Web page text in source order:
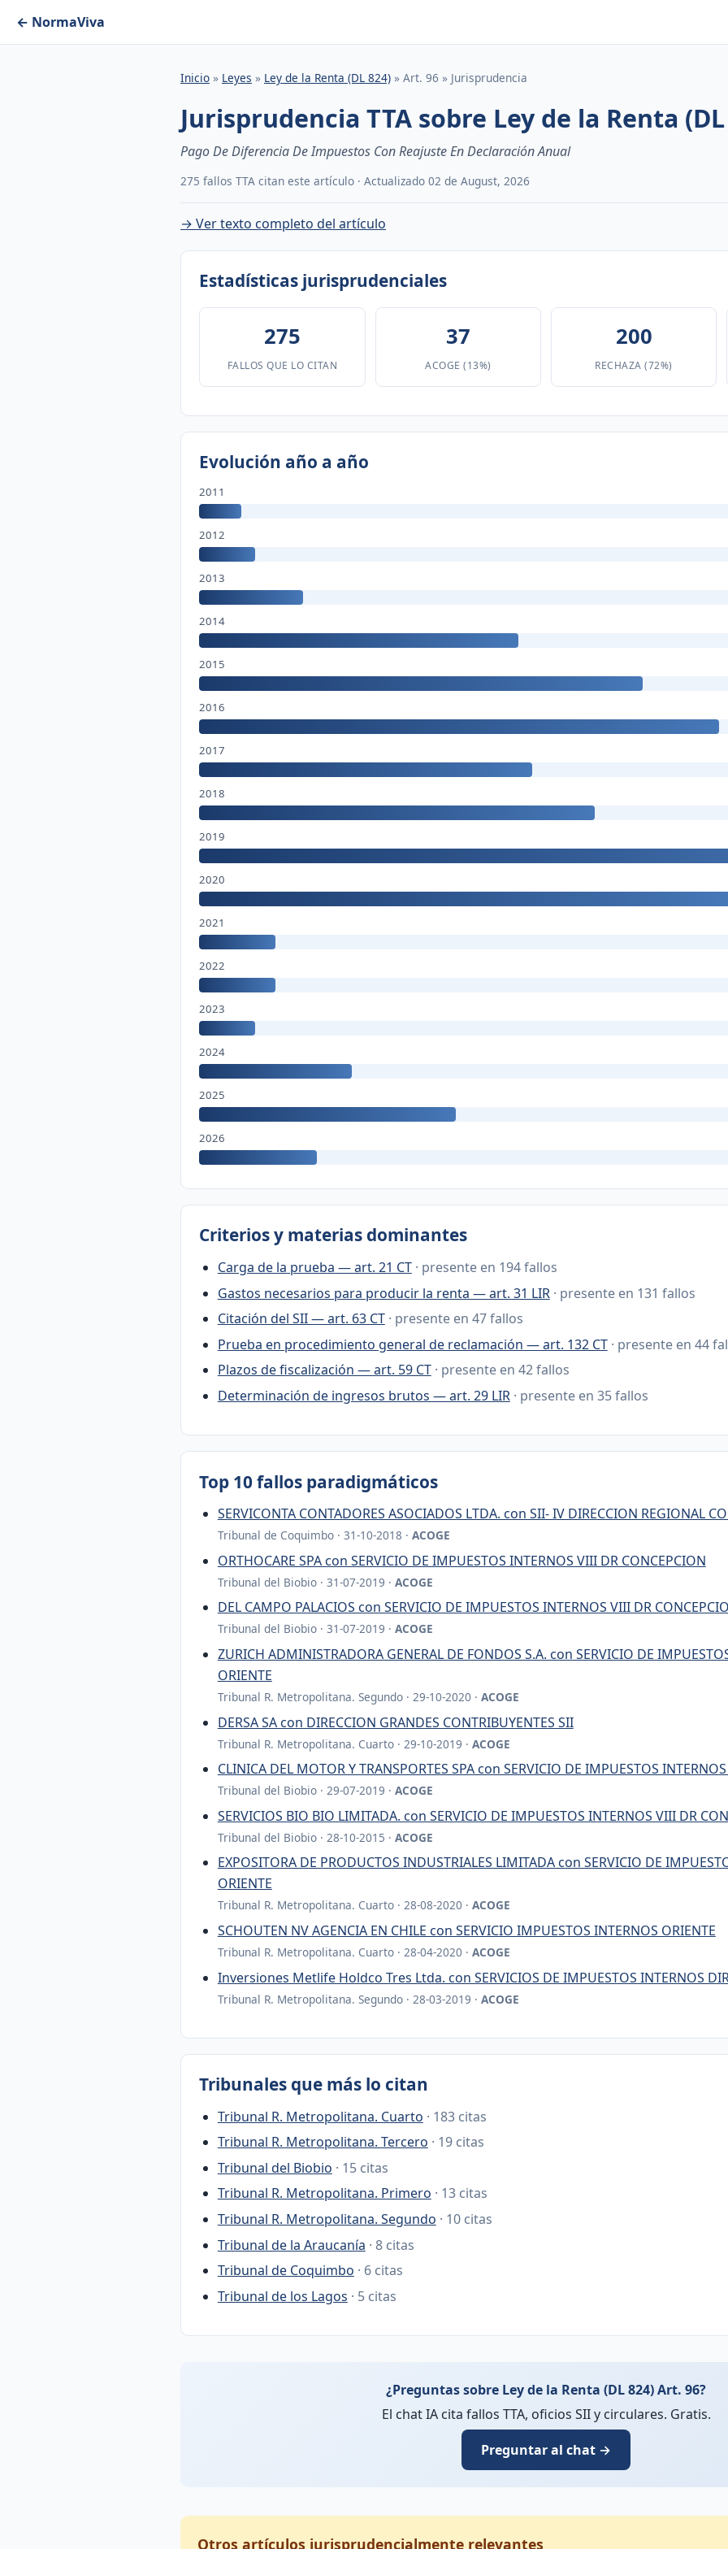
← NormaViva
Inicio » Leyes » Ley de la Renta (DL 824) » Art. 96 » Jurisprudencia
Jurisprudencia TTA sobre Ley de la Renta
Pago De Diferencia De Impuestos Con Reajuste En Declaración Anual
275 fallos TTA citan este artículo · Actualizado 02 de August, 2026
→ Ver texto completo del artículo
Estadísticas jurisprudenciales
275
FALLOS QUE LO CITAN
37
ACOGE (13%)
200
RECHAZA (72%)
Evolución año a año
2011
2012
2013
2014
2015
2016
2017
2018
2019
2020
2021
2022
2023
2024
2025
2026
Criterios y materias dominantes
Carga de la prueba — art. 21 CT · presente en 194 fallos
Gastos necesarios para producir la renta — art. 31 LIR · presente en 131 fallos
Citación del SII — art. 63 CT · presente en 47 fallos
Prueba en procedimiento general de reclamación — art. 132 CT · presente en 44
Plazos de fiscalización — art. 59 CT · presente en 42 fallos
Determinación de ingresos brutos — art. 29 LIR · presente en 35 fallos
Top 10 fallos paradigmáticos
SERVICONTA CONTADORES ASOCIADOS LTDA. con SII- IV DIRECCION REGIONAL
Tribunal de Coquimbo · 31-10-2018 · ACOGE
ORTHOCARE SPA con SERVICIO DE IMPUESTOS INTERNOS VIII DR CONCEPCION
Tribunal del Biobio · 31-07-2019 · ACOGE
DEL CAMPO PALACIOS con SERVICIO DE IMPUESTOS INTERNOS VIII DR
Tribunal del Biobio · 31-07-2019 · ACOGE
ZURICH ADMINISTRADORA GENERAL DE FONDOS S.A. con SERVICIO DE
ORIENTE
Tribunal R. Metropolitana. Segundo · 29-10-2020 · ACOGE
DERSA SA con DIRECCION GRANDES CONTRIBUYENTES SII
Tribunal R. Metropolitana. Cuarto · 29-10-2019 · ACOGE
CLINICA DEL MOTOR Y TRANSPORTES SPA con SERVICIO DE IMPUESTOS
Tribunal del Biobio · 29-07-2019 · ACOGE
SERVICIOS BIO BIO LIMITADA. con SERVICIO DE IMPUESTOS INTERNOS VIII DR
Tribunal del Biobio · 28-10-2015 · ACOGE
EXPOSITORA DE PRODUCTOS INDUSTRIALES LIMITADA con SERVICIO DE
ORIENTE
Tribunal R. Metropolitana. Cuarto · 28-08-2020 · ACOGE
SCHOUTEN NV AGENCIA EN CHILE con SERVICIO IMPUESTOS INTERNOS ORIENTE
Tribunal R. Metropolitana. Cuarto · 28-04-2020 · ACOGE
Inversiones Metlife Holdco Tres Ltda. con SERVICIOS DE IMPUESTOS INTERNOS
Tribunal R. Metropolitana. Segundo · 28-03-2019 · ACOGE
Tribunales que más lo citan
Tribunal R. Metropolitana. Cuarto · 183 citas
Tribunal R. Metropolitana. Tercero · 19 citas
Tribunal del Biobio · 15 citas
Tribunal R. Metropolitana. Primero · 13 citas
Tribunal R. Metropolitana. Segundo · 10 citas
Tribunal de la Araucanía · 8 citas
Tribunal de Coquimbo · 6 citas
Tribunal de los Lagos · 5 citas
¿Preguntas sobre Ley de la Renta (DL 824) Art. 96?
El chat IA cita fallos TTA, oficios SII y circulares. Gratis.
Preguntar al chat →
Otros artículos jurisprudencialmente relevantes